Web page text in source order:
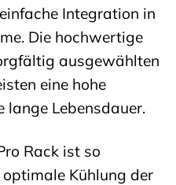
Integration in
Die hochwertige
ausgewählten
eine hohe
lange Lebensdauer.
Rack ist so
Kühlung der